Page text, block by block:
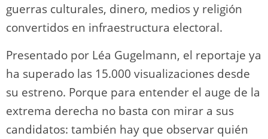
guerras culturales, dinero, medios y religión
convertidos en infraestructura electoral.
Presentado por Léa Gugelmann, el reportaje ya
ha superado las 15.000 visualizaciones desde
su estreno. Porque para entender el auge de la
extrema derecha no basta con mirar a sus
candidatos: también hay que observar quién